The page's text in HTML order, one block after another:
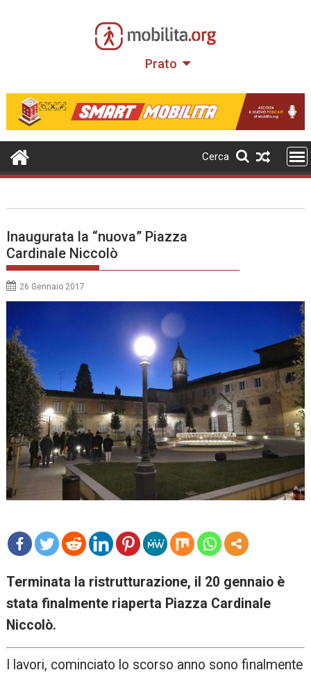
Prato
Cerca
Inaugurata la “nuova” Piazza
Cardinale Niccolò
26 Gennaio 2017
re
Terminata la ristrutturazione, il 20 gennaio è
stata finalmente riaperta Piazza Cardinale
Niccolò.
I lavori, cominciato lo scorso anno sono finalmente